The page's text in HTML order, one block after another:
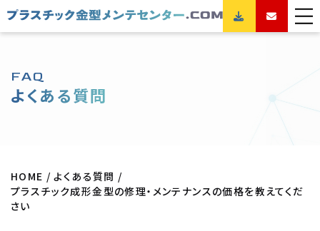
FAQ
よくある質問
HOME
よくある質問
プラスチック成形金型の修理・メンテナンスの価格を教えてくだ
さい